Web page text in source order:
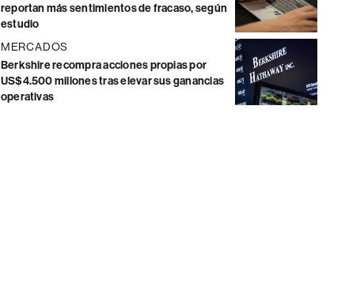
reportan más sentimientos de fracaso, según
estudio
MERCADOS
Berkshire recompra acciones propias por
US$4.500 millones tras elevar sus ganancias
operativas